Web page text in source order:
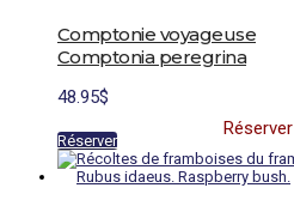
Comptonie voyageuse
Comptonia peregrina
48.95$
Réserver